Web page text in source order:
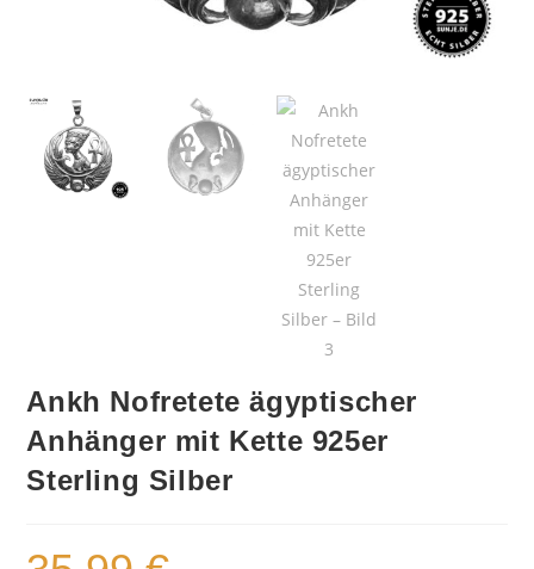
Ankh Nofretete ägyptischer
Anhänger mit Kette 925er
Sterling Silber